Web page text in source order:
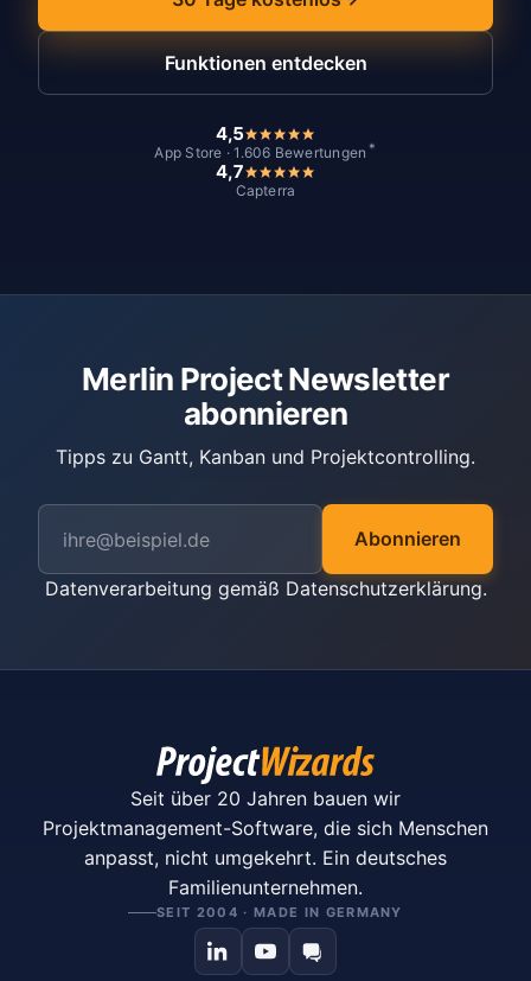
Funktionen entdecken
4,5
App Store · 1.606 Bewertungen *
4,7
Capterra
Merlin Project Newsletter
abonnieren
Tipps zu Gantt, Kanban und Projektcontrolling.
Abonnieren
Datenverarbeitung gemäß Datenschutzerklärung.
Seit über 20 Jahren bauen wir
Projektmanagement-Software, die sich Menschen
anpasst, nicht umgekehrt. Ein deutsches
Familienunternehmen.
SEIT 2004 · MADE IN GERMANY